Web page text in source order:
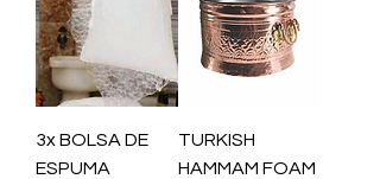
3x BOLSA DE
ESPUMA
TURKISH
HAMMAM FOAM